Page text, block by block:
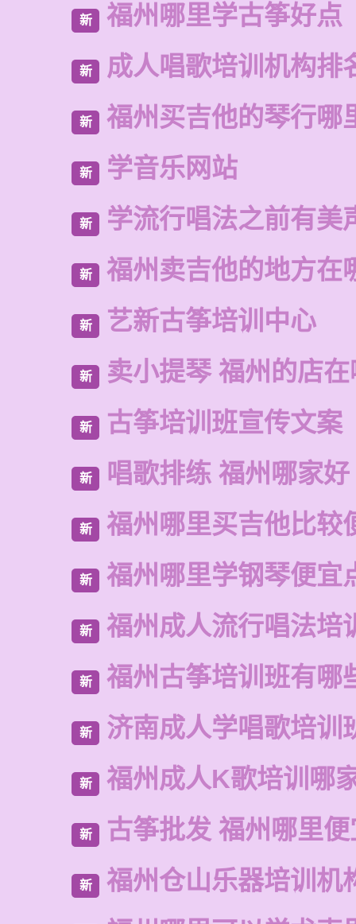
新 福州哪里学古筝好点
新 成人唱歌培训机构排
新 福州买吉他的琴行哪
新 学音乐网站
新 学流行唱法之前有美
新 福州卖吉他的地方在
新 艺新古筝培训中心
新 卖小提琴 福州的店
新 古筝培训班宣传文案
新 唱歌排练 福州哪家好
新 福州哪里买吉他比较
新 福州哪里学钢琴便宜
新 福州成人流行唱法培
新 福州古筝培训班有哪
新 济南成人学唱歌培训
新 福州成人K歌培训哪
新 古筝批发 福州哪里
新 福州仓山乐器培训机